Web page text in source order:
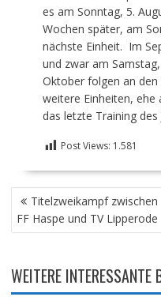
es am Sonntag, 5.
Wochen später, am
nächste Einheit. Im
und zwar am
Oktober folgen an den
weitere Einheiten, ehe
das letzte Training des
Post Views: 1.581
BEITRAGSNAVIGATION
Titelzweikampf zwischen
FF Haspe und TV Lipperode
WEITERE INTERESSANTE